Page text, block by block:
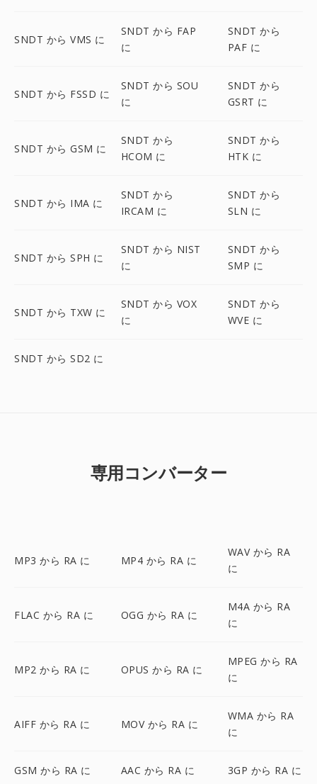
SNDT から VMS に
SNDT から FAP
に
SNDT から
PAF に
SNDT から FSSD に
SNDT から SOU
に
SNDT から
GSRT に
SNDT から GSM に
SNDT から
HCOM に
SNDT から
HTK に
SNDT から IMA に
SNDT から
IRCAM に
SNDT から
SLN に
SNDT から SPH に
SNDT から NIST
に
SNDT から
SMP に
SNDT から TXW に
SNDT から VOX
に
SNDT から
WVE に
SNDT から SD2 に
専用コンバーター
MP3 から RA に MP4 から RA に
WAV から RA
に
FLAC から RA に OGG から RA に
M4A から RA
に
MP2 から RA に OPUS から RA に
MPEG から RA
に
AIFF から RA に MOV から RA に
WMA から RA
に
GSM から RA に AAC から RA に 3GP から RA に